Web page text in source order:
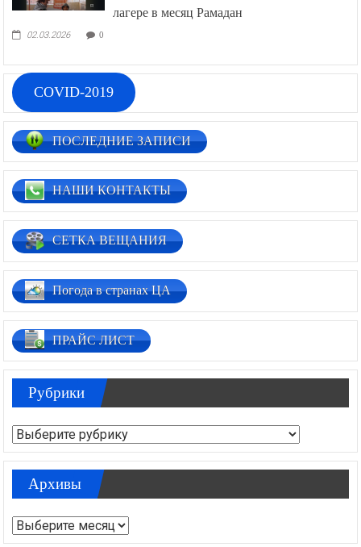
лагере в месяц Рамадан
02.03.2026 0
COVID-2019
ПОСЛЕДНИЕ ЗАПИСИ
НАШИ КОНТАКТЫ
СЕТКА ВЕЩАНИЯ
Погода в странах ЦА
ПРАЙС ЛИСТ
Рубрики
Рубрики
Архивы
Архивы